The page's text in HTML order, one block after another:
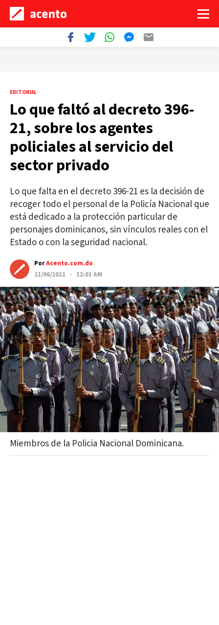
EDITORIAL
Lo que faltó al decreto 396-
21, sobre los agentes
policiales al servicio del
sector privado
Lo que falta en el decreto 396-21 es la decisión de
recoger todo el personal de la Policía Nacional que
está dedicado a la protección particular de
personajes dominicanos, sin vínculos reales con el
Estado o con la seguridad nacional.
PorAcento.com.do
21/06/2021 · 12:01 AM
Miembros de la Policia Nacional Dominicana.